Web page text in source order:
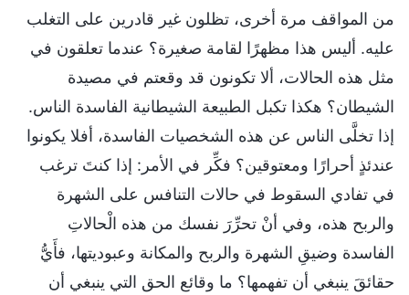
من المواقف مرة أخرى، تظلون غير قادرين على التغلب
عليه. أليس هذا مظهرًا لقامة صغيرة؟ عندما تعلقون في
مثل هذه الحالات، ألا تكونون قد وقعتم في مصيدة
الشيطان؟ هكذا تكبل الطبيعة الشيطانية الفاسدة الناس.
إذا تخلَّى الناس عن هذه الشخصيات الفاسدة، أفلا يكونوا
عندئذٍ أحرارًا ومعتوقين؟ فكِّر في الأمر: إذا كنتَ ترغب
في تفادي السقوط في حالات التنافس على الشهرة
والربح هذه، وفي أنْ تحرِّرَ نفسك من هذه الْحالاتِ
الفاسدة وضيقِ الشهرة والربح والمكانة وعبوديتها، فأَيُّ
حقائقَ ينبغي أن تفهمها؟ ما وقائع الحق التي ينبغي أن